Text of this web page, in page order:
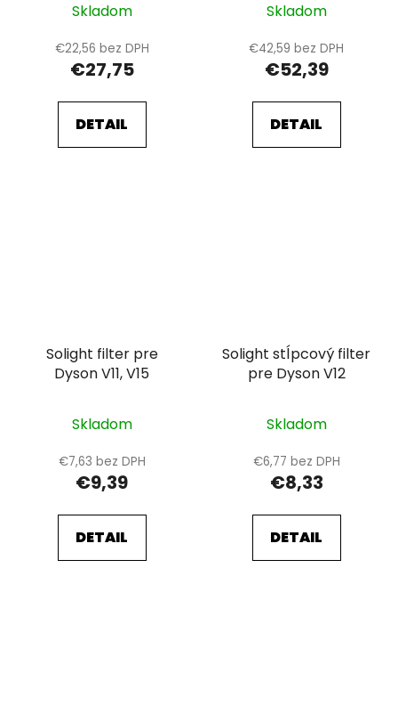
Skladom
€22,56 bez DPH
€27,75
DETAIL
Skladom
€42,59 bez DPH
€52,39
DETAIL
Solight filter pre
Dyson V11, V15
Skladom
€7,63 bez DPH
€9,39
DETAIL
Solight stĺpcový filter
pre Dyson V12
Skladom
€6,77 bez DPH
€8,33
DETAIL